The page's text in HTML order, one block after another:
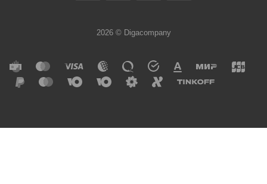
2026 © Digacompany